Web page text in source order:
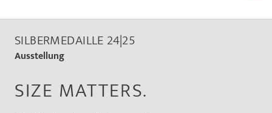
SILBERMEDAILLE 24|25
Ausstellung
SIZE MATTERS.